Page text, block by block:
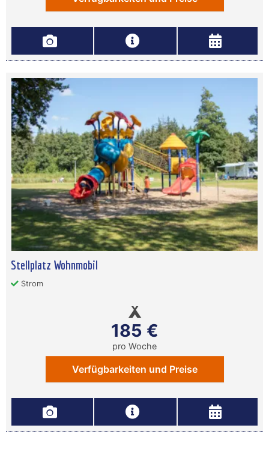
Stellplatz Wohnmobil
Strom
185 €
pro Woche
Verfügbarkeiten und Preise